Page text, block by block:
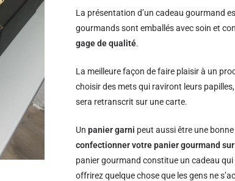
La présentation d’un cadeau gourmand
gourmands sont emballés avec soin et
gage de qualité.
La meilleure façon de faire plaisir à un
choisir des mets qui raviront leurs
sera retranscrit sur une carte.
Unpanier garni peut aussi être une bonne
confectionner votre panier gourmand
panier gourmand constitue un cadeau
offrirez quelque chose que les gens ne